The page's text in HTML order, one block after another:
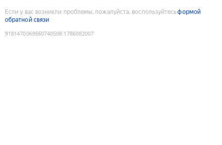
Если у вас возникли проблемы, пожалуйста, воспользуйтесьформой
обратной связи
9181470069560740508:1786082007